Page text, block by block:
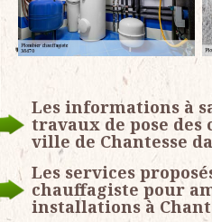
Les informations à
travaux de pose des
ville de Chantesse
Les services
chauffagiste pour
installations à